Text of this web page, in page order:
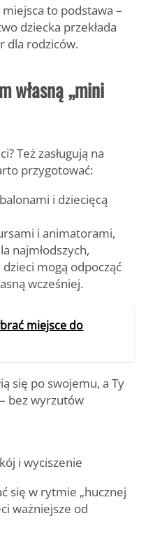
to podstawa –
dziecka przekłada
dla rodziców.
własną „mini
Też zasługują na
przygotować:
i dziecięcą
i animatorami,
najmłodszych,
mogą odpocząć
wcześniej.
miejsce do
się po swojemu, a Ty
bez wyrzutów
i wyciszenie
się w rytmie „hucznej
ważniejsze od